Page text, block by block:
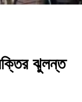
ঝুলন্ত